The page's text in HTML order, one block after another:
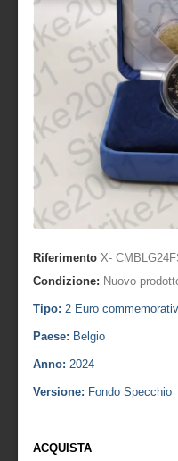
Riferimento X-
Condizione: Nuovo
Tipo: 2 Euro
Paese: Belgio
Anno: 2024
Versione: Fondo Specchio
ACQUISTA